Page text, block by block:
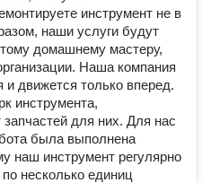
инструмент не в
наши услуги будут
домашнему мастеру,
Наша компания
и движется только вперед.
инструмента,
для них. Для нас
была выполнена
наш инструмент регулярно
несколько единиц